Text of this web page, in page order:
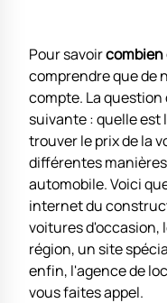
Pour savoir
comprendre que de
compte. La question
suivante : quelle est
trouver le prix de la
différentes
automobile. Voici
internet du
voitures d'occasion,
région, un site
enfin, l'agence de
vous faites appel.